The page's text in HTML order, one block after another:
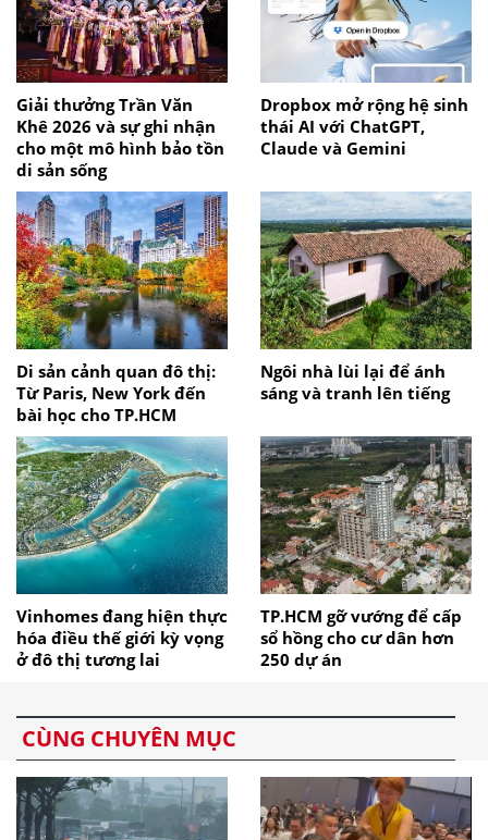
Giải thưởng Trần Văn
Khê 2026 và sự ghi nhận
cho một mô hình bảo tồn
di sản sống
Dropbox mở rộng hệ sinh
thái AI với ChatGPT,
Claude và Gemini
Di sản cảnh quan đô thị:
Từ Paris, New York đến
bài học cho TP.HCM
Ngôi nhà lùi lại để ánh
sáng và tranh lên tiếng
Vinhomes đang hiện thực
hóa điều thế giới kỳ vọng
ở đô thị tương lai
TP.HCM gỡ vướng để cấp
sổ hồng cho cư dân hơn
250 dự án
CÙNG CHUYÊN MỤC